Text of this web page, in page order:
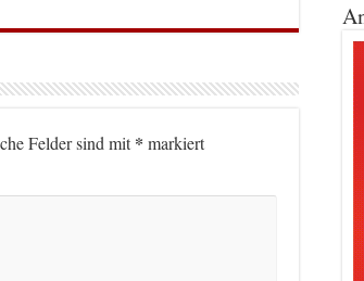
Felder sind mit* markiert